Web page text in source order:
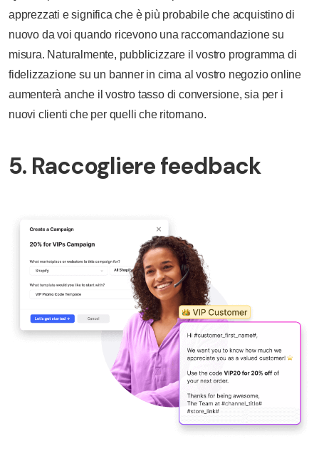
apprezzati e significa che è più probabile che acquistino di
nuovo da voi quando ricevono una raccomandazione su
misura. Naturalmente, pubblicizzare il vostro programma di
fidelizzazione su un banner in cima al vostro negozio online
aumenterà anche il vostro tasso di conversione, sia per i
nuovi clienti che per quelli che ritornano.
5. Raccogliere feedback